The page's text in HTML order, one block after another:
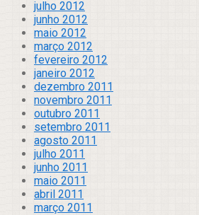
julho 2012
junho 2012
maio 2012
março 2012
fevereiro 2012
janeiro 2012
dezembro 2011
novembro 2011
outubro 2011
setembro 2011
agosto 2011
julho 2011
junho 2011
maio 2011
abril 2011
março 2011